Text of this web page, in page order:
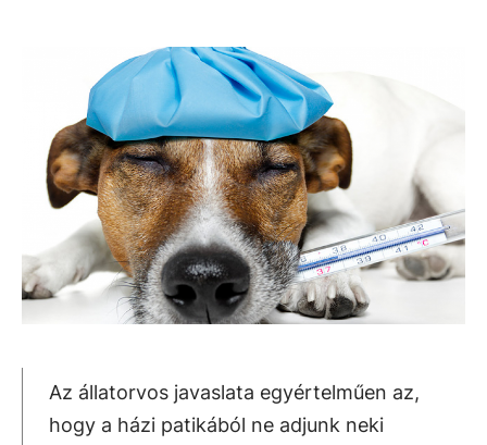
Az állatorvos javaslata egyértelműen az,
hogy a házi patikából ne adjunk neki